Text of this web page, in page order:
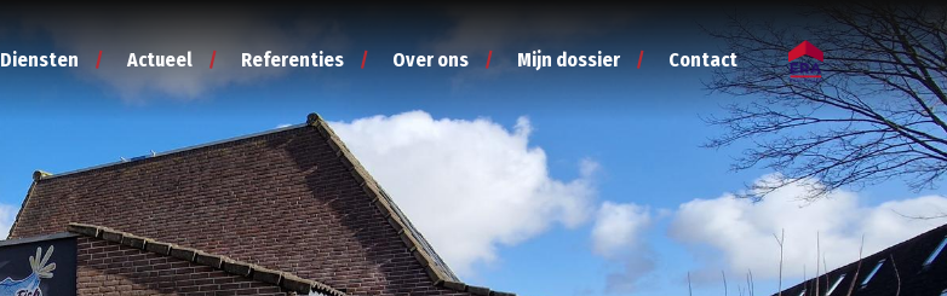
Diensten Actueel Referenties Over ons Mijn dossier Contact